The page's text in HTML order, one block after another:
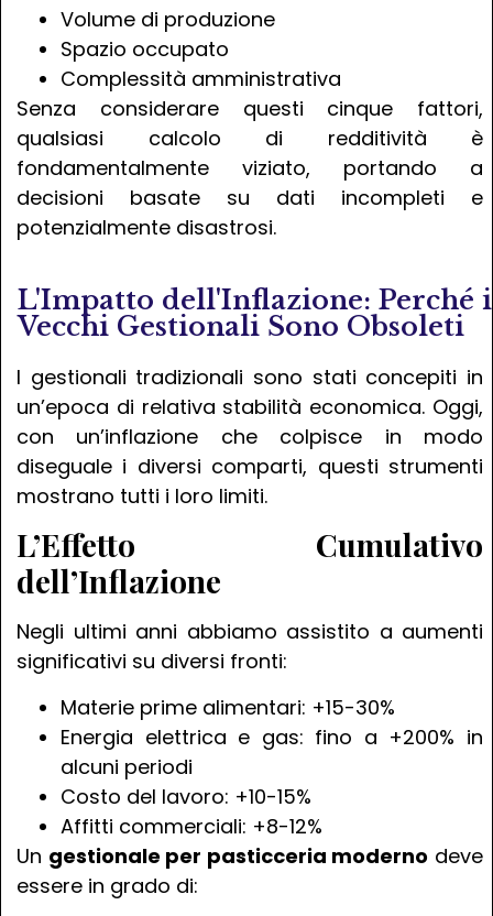
Volume di produzione
Spazio occupato
Complessità amministrativa
Senza considerare questi cinque fattori,
qualsiasi calcolo di redditività è
fondamentalmente viziato, portando a
decisioni basate su dati incompleti e
potenzialmente disastrosi.
L'Impatto dell'Inflazione: Perché i
Vecchi Gestionali Sono Obsoleti
I gestionali tradizionali sono stati concepiti in
un’epoca di relativa stabilità economica. Oggi,
con un’inflazione che colpisce in modo
diseguale i diversi comparti, questi strumenti
mostrano tutti i loro limiti.
L’Effetto Cumulativo
dell’Inflazione
Negli ultimi anni abbiamo assistito a aumenti
significativi su diversi fronti:
Materie prime alimentari: +15-30%
Energia elettrica e gas: fino a +200% in
alcuni periodi
Costo del lavoro: +10-15%
Affitti commerciali: +8-12%
Un gestionale per pasticceria moderno deve
essere in grado di: